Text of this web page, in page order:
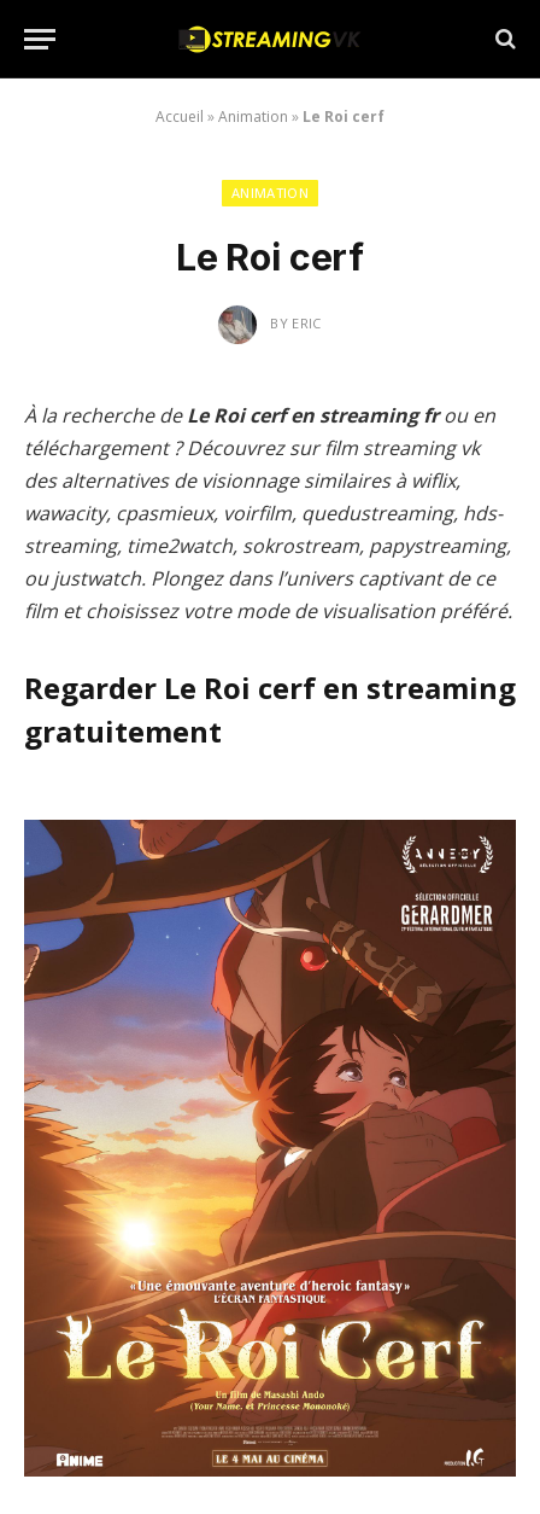
Accueil »Animation » Le Roi cerf
ANIMATION
Le Roi cerf
BY ERIC
À la recherche deLe Roi cerf en streaming frou en
téléchargement ? Découvrez sur film streaming vk
des alternatives de visionnage similaires à wiflix,
wawacity, cpasmieux, voirfilm, quedustreaming, hds-
streaming, time2watch, sokrostream, papystreaming,
ou justwatch. Plongez dans l’univers captivant de ce
film et choisissez votre mode de visualisation préféré.
Regarder Le Roi cerf en streaming
gratuitement